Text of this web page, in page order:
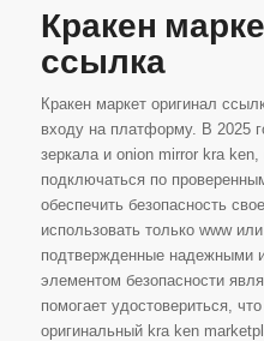
Кракен
ссылка
Кракен маркет оригинал
входу на платформу. В 2025
зеркала и onion mirror kra
подключаться по
обеспечить безопасность
использовать только www
подтвержденные надежными
элементом безопасности
помогает удостовериться,
оригинальный kra ken